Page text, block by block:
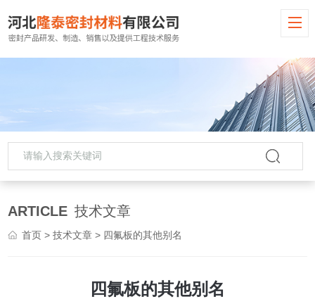
ARTICLE 技术文章
首页 >技术文章 > 四氟板的其他别名
四氟板的其他别名